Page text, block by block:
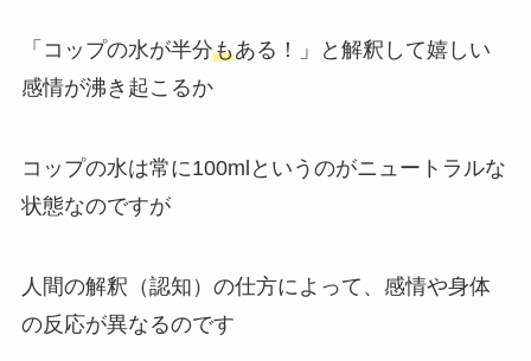
「コップの水が半分もある！」と解釈して嬉しい
感情が沸き起こるか
コップの水は常に100mlというのがニュートラルな
状態なのですが
人間の解釈（認知）の仕方によって、感情や身体
の反応が異なるのです